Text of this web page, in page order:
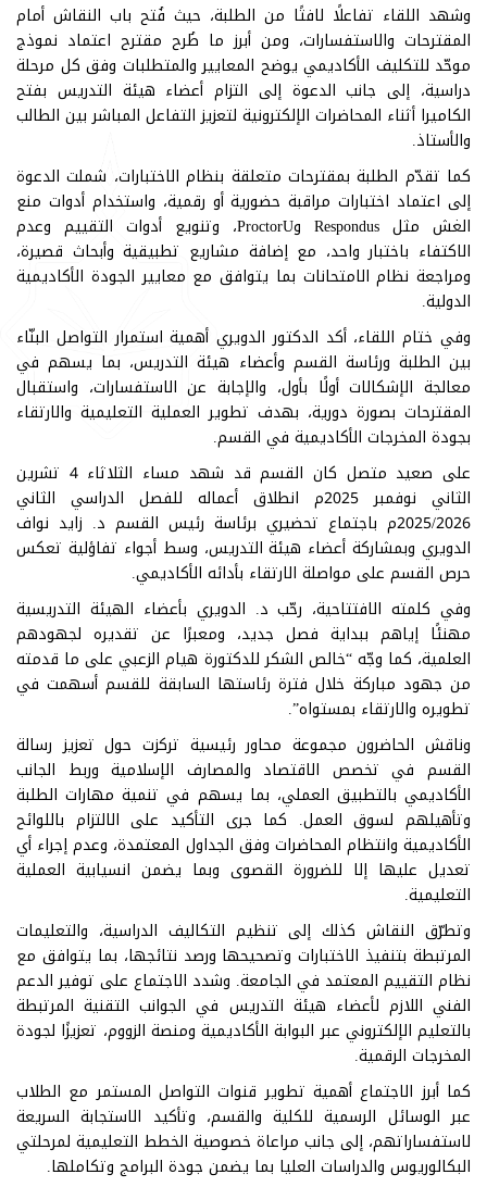
وشهد اللقاء تفاعلًا لافتًا من الطلبة، حيث فُتح باب النقاش أمام
المقترحات والاستفسارات، ومن أبرز ما طُرح مقترح اعتماد نموذج
موحّد للتكليف الأكاديمي يوضح المعايير والمتطلبات وفق كل مرحلة
دراسية، إلى جانب الدعوة إلى التزام أعضاء هيئة التدريس بفتح
الكاميرا أثناء المحاضرات الإلكترونية لتعزيز التفاعل المباشر بين الطالب
والأستاذ.
كما تقدّم الطلبة بمقترحات متعلقة بنظام الاختبارات، شملت الدعوة
إلى اعتماد اختبارات مراقبة حضورية أو رقمية، واستخدام أدوات منع
الغش مثل Respondus وProctorU، وتنويع أدوات التقييم وعدم
الاكتفاء باختبار واحد، مع إضافة مشاريع تطبيقية وأبحاث قصيرة،
ومراجعة نظام الامتحانات بما يتوافق مع معايير الجودة الأكاديمية
الدولية.
وفي ختام اللقاء، أكد الدكتور الدويري أهمية استمرار التواصل البنّاء
بين الطلبة ورئاسة القسم وأعضاء هيئة التدريس، بما يسهم في
معالجة الإشكالات أولًا بأول، والإجابة عن الاستفسارات، واستقبال
المقترحات بصورة دورية، بهدف تطوير العملية التعليمية والارتقاء
بجودة المخرجات الأكاديمية في القسم.
على صعيد متصل كان القسم قد شهد مساء الثلاثاء 4 تشرين
الثاني نوفمبر 2025م انطلاق أعماله للفصل الدراسي الثاني
2025/2026م باجتماع تحضيري برئاسة رئيس القسم د. زايد نواف
الدويري وبمشاركة أعضاء هيئة التدريس، وسط أجواء تفاؤلية تعكس
حرص القسم على مواصلة الارتقاء بأدائه الأكاديمي.
وفي كلمته الافتتاحية، رحّب د. الدويري بأعضاء الهيئة التدريسية
مهنئًا إياهم ببداية فصل جديد، ومعبرًا عن تقديره لجهودهم
العلمية، كما وجّه “خالص الشكر للدكتورة هيام الزعبي على ما قدمته
من جهود مباركة خلال فترة رئاستها السابقة للقسم أسهمت في
تطويره والارتقاء بمستواه”.
وناقش الحاضرون مجموعة محاور رئيسية تركزت حول تعزيز رسالة
القسم في تخصص الاقتصاد والمصارف الإسلامية وربط الجانب
الأكاديمي بالتطبيق العملي، بما يسهم في تنمية مهارات الطلبة
وتأهيلهم لسوق العمل. كما جرى التأكيد على الالتزام باللوائح
الأكاديمية وانتظام المحاضرات وفق الجداول المعتمدة، وعدم إجراء أي
تعديل عليها إلا للضرورة القصوى وبما يضمن انسيابية العملية
التعليمية.
وتطرّق النقاش كذلك إلى تنظيم التكاليف الدراسية، والتعليمات
المرتبطة بتنفيذ الاختبارات وتصحيحها ورصد نتائجها، بما يتوافق مع
نظام التقييم المعتمد في الجامعة. وشدد الاجتماع على توفير الدعم
الفني اللازم لأعضاء هيئة التدريس في الجوانب التقنية المرتبطة
بالتعليم الإلكتروني عبر البوابة الأكاديمية ومنصة الزووم، تعزيزًا لجودة
المخرجات الرقمية.
كما أبرز الاجتماع أهمية تطوير قنوات التواصل المستمر مع الطلاب
عبر الوسائل الرسمية للكلية والقسم، وتأكيد الاستجابة السريعة
لاستفساراتهم، إلى جانب مراعاة خصوصية الخطط التعليمية لمرحلتي
البكالوريوس والدراسات العليا بما يضمن جودة البرامج وتكاملها.